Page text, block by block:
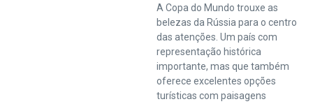
A Copa do Mundo trouxe as
belezas da Rússia para o centro
das atenções. Um país com
representação histórica
importante, mas que também
oferece excelentes opções
turísticas com paisagens